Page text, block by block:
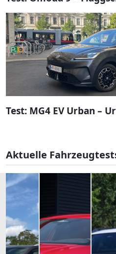
Test: MG4 EV Urban –
Aktuelle